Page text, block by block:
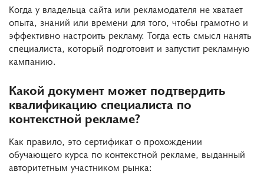
Когда у владельца сайта или рекламодателя не хватает
опыта, знаний или времени для того, чтобы грамотно и
эффективно настроить рекламу. Тогда есть смысл нанять
специалиста, который подготовит и запустит рекламную
кампанию.
Какой документ может подтвердить
квалификацию специалиста по
контекстной рекламе?
Как правило, это сертификат о прохождении
обучающего курса по контекстной рекламе, выданный
авторитетным участником рынка: